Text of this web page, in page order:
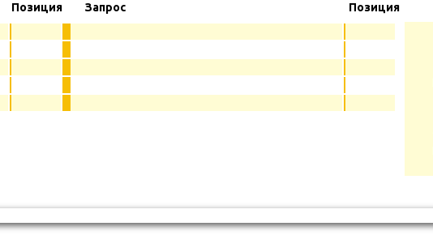
Позиция Запрос Позиция